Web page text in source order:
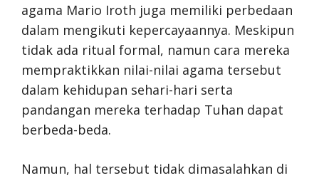
agama Mario Iroth juga memiliki perbedaan
dalam mengikuti kepercayaannya. Meskipun
tidak ada ritual formal, namun cara mereka
mempraktikkan nilai-nilai agama tersebut
dalam kehidupan sehari-hari serta
pandangan mereka terhadap Tuhan dapat
berbeda-beda.
Namun, hal tersebut tidak dimasalahkan di